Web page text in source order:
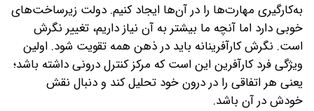
به‌کارگیری مهارت‌ها را در آن‌ها ایجاد کنیم. دولت زیرساخت‌های
خوبی دارد اما آنچه ما بیشتر به آن نیاز داریم، تغییر نگرش
است. نگرش کارآفرینانه باید در ذهن همه تقویت شود. اولین
ویژگی فرد کارآفرین این است که مرکز کنترل درونی داشته باشد؛
یعنی هر اتفاقی را در درون خود تحلیل کند و دنبال نقش
خودش در آن باشد.